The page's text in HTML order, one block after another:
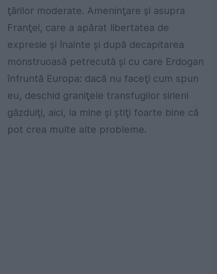
ţărilor moderate. Ameninţare şi asupra
Franţei, care a apărat libertatea de
expresie şi înainte şi după decapitarea
monstruoasă petrecută şi cu care Erdogan
înfruntă Europa: dacă nu faceţi cum spun
eu, deschid graniţele transfugilor sirieni
găzduiţi, aici, la mine şi ştiţi foarte bine că
pot crea multe alte probleme.